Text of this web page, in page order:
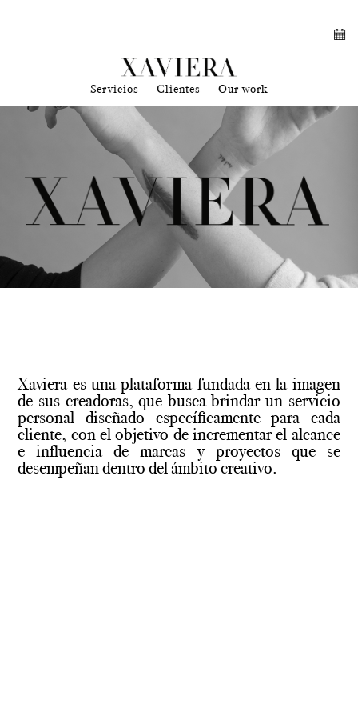
Servicios Clientes Our work
Xaviera es una plataforma fundada en la imagen
de sus creadoras, que busca brindar un servicio
personal diseñado específicamente para cada
cliente, con el objetivo de incrementar el alcance
e influencia de marcas y proyectos que se
desempeñan dentro del ámbito creativo.